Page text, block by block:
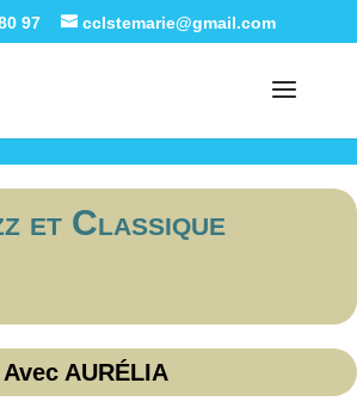
already defined in
97 cclstemarie@gmail.com
et Classique
Avec AURÉLIA